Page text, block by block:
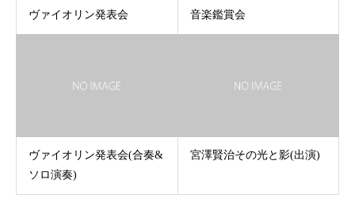
ヴァイオリン発表会 音楽鑑賞会
ヴァイオリン発表会(合奏&
ソロ演奏)
宮澤賢治その光と影(出演)